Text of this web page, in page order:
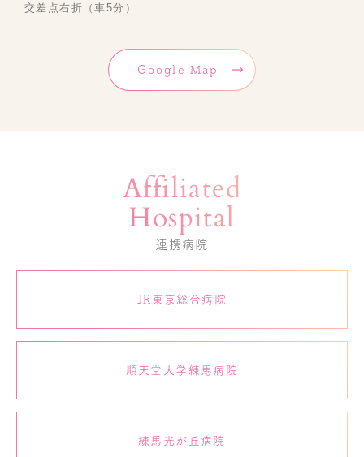
交差点右折（車5分）
Google Map
Affiliated
Hospital
連携病院
JR東京総合病院
順天堂大学練馬病院
練馬光が丘病院